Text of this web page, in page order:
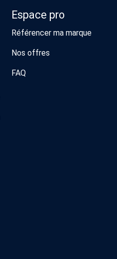
Espace pro
Référencer ma marque
Nos offres
FAQ